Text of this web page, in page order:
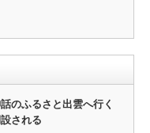
のふるさと出雲へ行く
される